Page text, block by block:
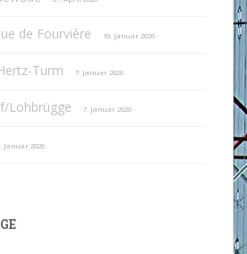
de Fourvière 10. Januar 2026
Turm 7. Januar 2026
Lohbrügge 7. Januar 2026
Januar 2026